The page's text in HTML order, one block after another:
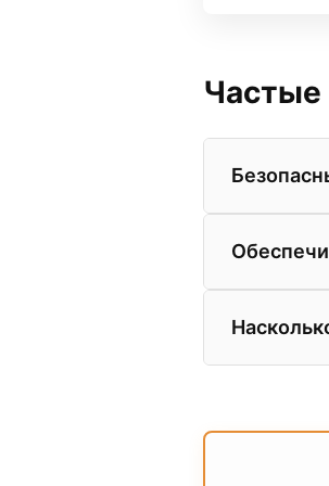
Частые
Разбить
крошку,
Да. За
можете на